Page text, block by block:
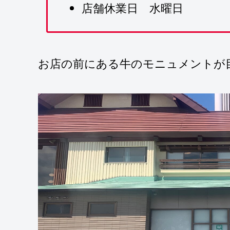
店舗休業日 水曜日
お店の前にある牛のモニュメントが